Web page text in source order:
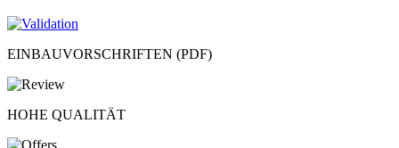
EINBAUVORSCHRIFTEN (PDF)
HOHE QUALITÄT